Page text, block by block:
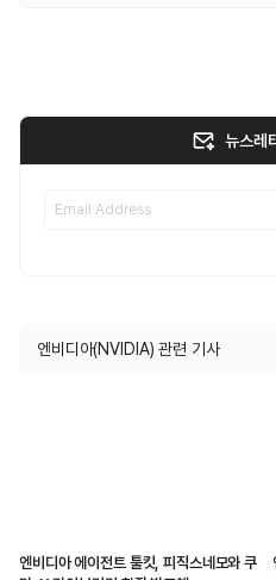
뉴스레
엔비디아(NVIDIA) 관련 기사
엔비디아 에이전트 툴킷, 피직스네모와 쿠